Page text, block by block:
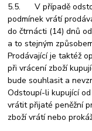
5.5. V případě
podmínek vrátí
do čtrnácti (14) dnů
a to stejným
Prodávající je taktéž
při vrácení zboží
bude souhlasit a
Odstoupí-li kupující
vrátit přijaté peněžní
zboží vrátí nebo